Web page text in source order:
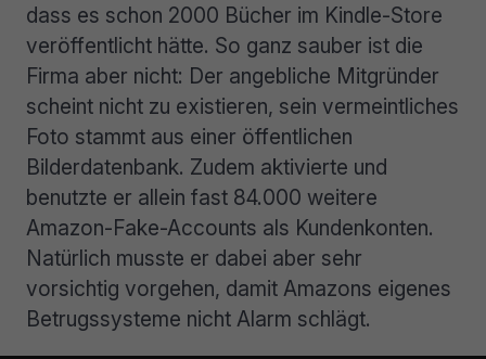
dass es schon 2000 Bücher im Kindle-Store
veröffentlicht hätte. So ganz sauber ist die
Firma aber nicht: Der angebliche Mitgründer
scheint nicht zu existieren, sein vermeintliches
Foto stammt aus einer öffentlichen
Bilderdatenbank. Zudem aktivierte und
benutzte er allein fast 84.000 weitere
Amazon-Fake-Accounts als Kundenkonten.
Natürlich musste er dabei aber sehr
vorsichtig vorgehen, damit Amazons eigenes
Betrugssysteme nicht Alarm schlägt.